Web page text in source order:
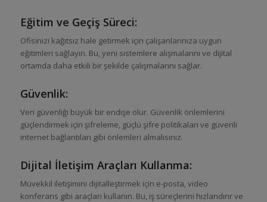
Eğitim ve Geçiş Süreci:
Ofisinizi kağıtsız hale getirmek için çalışanlarınıza uygun
eğitimleri sağlayın. Bu, yeni sistemlere alışmalarını ve dijital
ortamda daha etkili bir şekilde çalışmalarını sağlar.
Güvenlik:
Veri güvenliği büyük bir endişe olur. Güvenlik önlemlerini
güçlendirmek için şifreleme, güçlü şifre politikaları ve güvenli
internet bağlantıları gibi önlemleri almalısınız.
Dijital İletişim Araçları Kullanma:
Müvekkil iletişimini dijitalleştirmek için e-posta, video
konferans gibi araçları kullanın. Bu, iş süreçlerini hızlandırır ve